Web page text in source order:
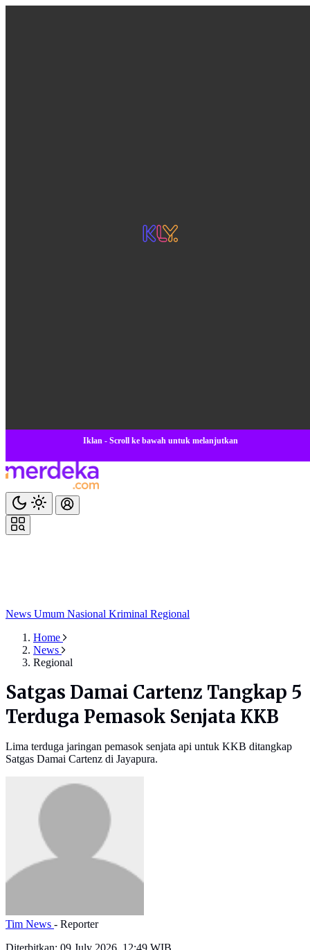
Iklan - Scroll ke bawah untuk melanjutkan
News Umum Nasional Kriminal Regional
Home
News
Regional
Satgas Damai Cartenz Tangkap 5
Terduga Pemasok Senjata KKB
Lima terduga jaringan pemasok senjata api untuk KKB ditangkap
Satgas Damai Cartenz di Jayapura.
Tim News - Reporter